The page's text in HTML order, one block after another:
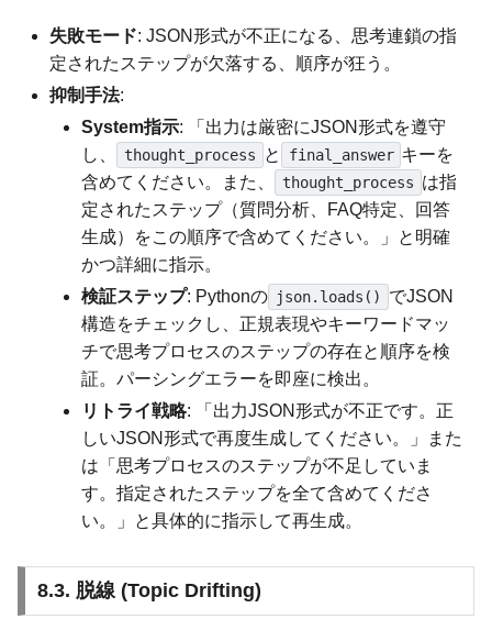
失敗モード: JSON形式が不正になる、思考連鎖の指
定されたステップが欠落する、順序が狂う。
抑制手法:
System指示: 「出力は厳密にJSON形式を遵守
し、
thought_process と final_answer キーを
含めてください。また、
thought_process は指
定されたステップ（質問分析、FAQ特定、回答
生成）をこの順序で含めてください。」と明確
かつ詳細に指示。
検証ステップ: Pythonの json.loads()
でJSON
構造をチェックし、正規表現やキーワードマッ
チで思考プロセスのステップの存在と順序を検
証。パーシングエラーを即座に検出。
リトライ戦略: 「出力JSON形式が不正です。正
しいJSON形式で再度生成してください。」また
は「思考プロセスのステップが不足していま
す。指定されたステップを全て含めてくださ
い。」と具体的に指示して再生成。
8.3. 脱線 (Topic Drifting)